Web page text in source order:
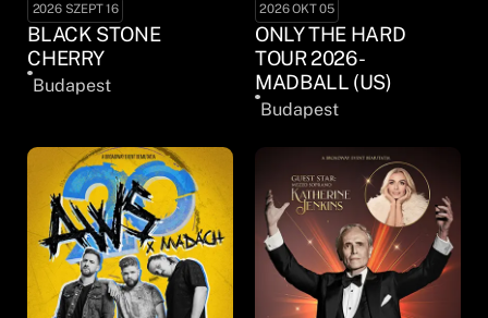
2026 SZEPT 16
BLACK STONE
CHERRY
Budapest
2026 OKT 05
ONLY THE HARD
TOUR 2026 -
MADBALL (US)
Budapest